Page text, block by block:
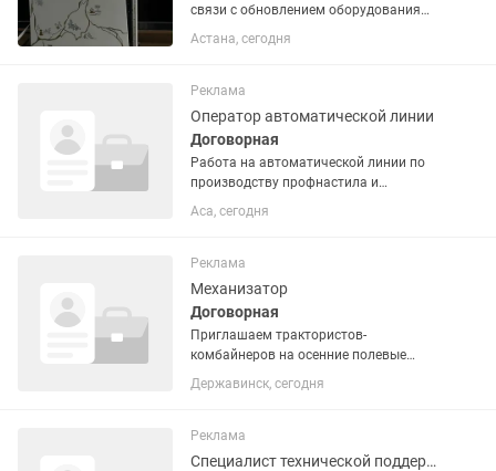
связи с обновлением оборудования
продается техника в хорошем
состоянии. Все полностью исправно и
для компьютерного клуба, игровой...
Астана, сегодня
Реклама
Оператор автоматической линии
Договорная
Работа на автоматической линии по
производству профнастила и
металлочерепицы. Подготовка
оборудования к работе и запуск
параметров станка в соответствии с...
Аса, сегодня
Реклама
Механизатор
Договорная
Приглашаем трактористов-
комбайнеров на осенние полевые
работы Оплата по выработке — оплата
за фактически выполненный объём
комбайны и трактора 2) Водители на...
Державинск, сегодня
Реклама
Специалист технической поддержки (IT)